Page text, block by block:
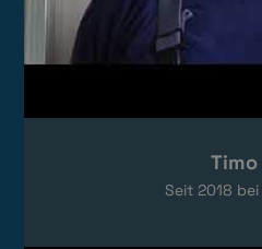
Timo
Seit 2018